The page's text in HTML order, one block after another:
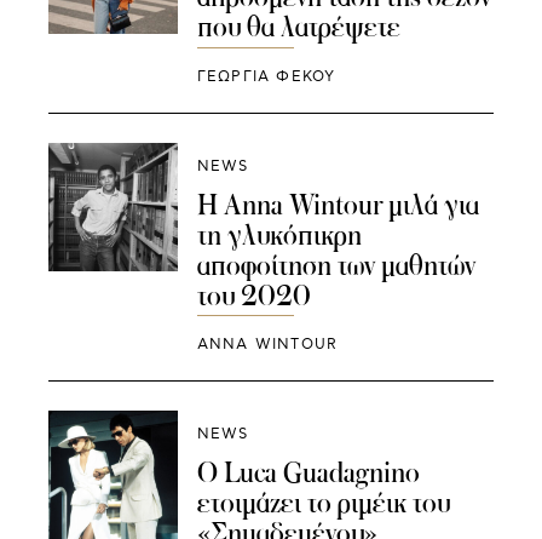
που θα λατρέψετε
ΓΕΩΡΓΙΑ ΦΕΚΟΥ
NEWS
Η Anna Wintour μιλά για
τη γλυκόπικρη
αποφοίτηση των μαθητών
του 2020
ANNA WINTOUR
NEWS
Ο Luca Guadagnino
ετοιμάζει το ριμέικ του